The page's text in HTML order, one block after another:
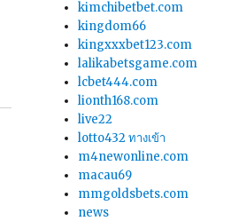
kimchibetbet.com
kingdom66
kingxxxbet123.com
lalikabetsgame.com
lcbet444.com
lionth168.com
live22
lotto432 ทางเข้า
m4newonline.com
macau69
mmgoldsbets.com
news